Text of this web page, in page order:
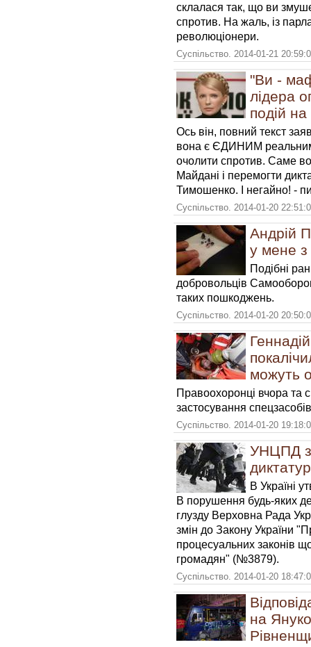
склалася так, що ви
спротив. На жаль, із
революціонери.
Суспільство. 2014-01-21
"Ви -
лідера
подій
Ось він, повний текст
вона є ЄДИНИМ реальним
очолити спротив. Саме
Майдані і перемогти
Тимошенко. І негайно! -
Суспільство. 2014-01-20
Андрій
у мене з
Подібні
добровольців
таких пошкоджень.
Суспільство. 2014-01-20
можуть
Правоохоронці вчора та
застосування
Суспільство. 2014-01-20
УНЦПД
В Україні
В порушення будь-яких
глузду Верховна Рада
змін до Закону України
процесуальних законів
громадян" (№3879).
Суспільство. 2014-01-20
на